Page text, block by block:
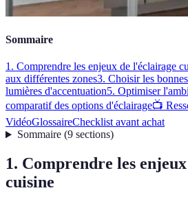
Sommaire
1. Comprendre les enjeux de l'éclairage
aux différentes zones3. Choisir les
lumières d'accentuation5. Optimiser
comparatif des options d'éclairage📺
VidéoGlossaireChecklist avant achat
Sommaire(9 sections)
1. Comprendre les
cuisine